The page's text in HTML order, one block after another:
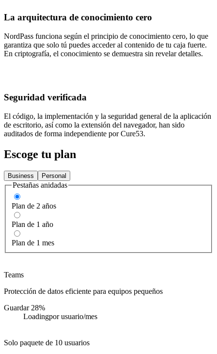
La arquitectura de conocimiento cero
NordPass funciona según el principio de conocimiento cero, lo que
garantiza que solo tú puedes acceder al contenido de tu caja fuerte.
En criptografía, el conocimiento se demuestra sin revelar detalles.
Seguridad verificada
El código, la implementación y la seguridad general de la aplicación
de escritorio, así como la extensión del navegador, han sido
auditados de forma independiente por Cure53.
Escoge tu plan
Business Personal
Pestañas anidadas
Plan de 2 años
Plan de 1 año
Plan de 1 mes
Teams
Protección de datos eficiente para equipos pequeños
Guardar 28%
Loadingpor usuario/mes
Solo paquete de 10 usuarios